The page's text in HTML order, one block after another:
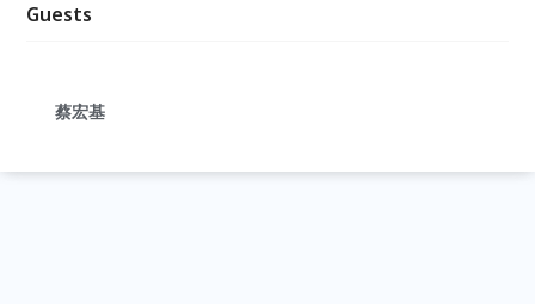
Guests
蔡宏基